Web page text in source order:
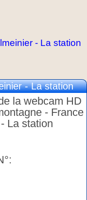
- La station
- La station
la webcam HD
- France
La station